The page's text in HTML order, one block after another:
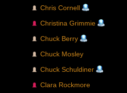
Chris Cornell
Christina Grimmie
Chuck Berry
Chuck Mosley
Chuck Schuldiner
Clara Rockmore